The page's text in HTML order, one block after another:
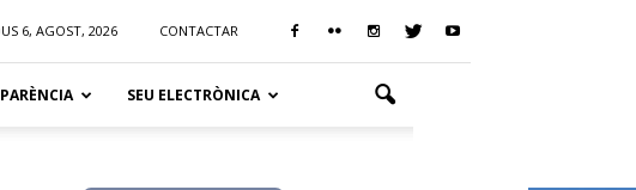
6, AGOST, 2026 CONTACTAR
SEU ELECTRÒNICA